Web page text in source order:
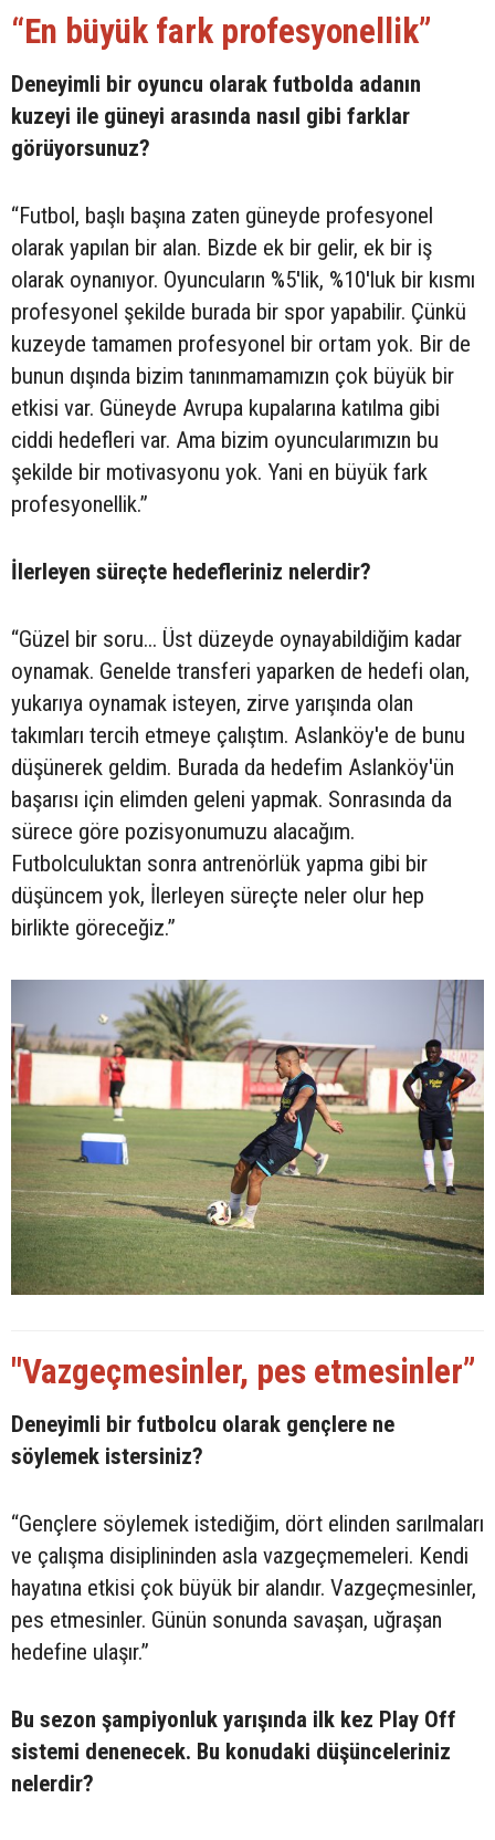
“En büyük fark profesyonellik”
Deneyimli bir oyuncu olarak futbolda adanın
kuzeyi ile güneyi arasında nasıl gibi farklar
görüyorsunuz?
“Futbol, başlı başına zaten güneyde profesyonel
olarak yapılan bir alan. Bizde ek bir gelir, ek bir iş
olarak oynanıyor. Oyuncuların %5'lik, %10'luk bir kısmı
profesyonel şekilde burada bir spor yapabilir. Çünkü
kuzeyde tamamen profesyonel bir ortam yok. Bir de
bunun dışında bizim tanınmamamızın çok büyük bir
etkisi var. Güneyde Avrupa kupalarına katılma gibi
ciddi hedefleri var. Ama bizim oyuncularımızın bu
şekilde bir motivasyonu yok. Yani en büyük fark
profesyonellik.”
İlerleyen süreçte hedefleriniz nelerdir?
“Güzel bir soru... Üst düzeyde oynayabildiğim kadar
oynamak. Genelde transferi yaparken de hedefi olan,
yukarıya oynamak isteyen, zirve yarışında olan
takımları tercih etmeye çalıştım. Aslanköy'e de bunu
düşünerek geldim. Burada da hedefim Aslanköy'ün
başarısı için elimden geleni yapmak. Sonrasında da
sürece göre pozisyonumuzu alacağım.
Futbolculuktan sonra antrenörlük yapma gibi bir
düşüncem yok, İlerleyen süreçte neler olur hep
birlikte göreceğiz.”
"Vazgeçmesinler, pes etmesinler”
Deneyimli bir futbolcu olarak gençlere ne
söylemek istersiniz?
“Gençlere söylemek istediğim, dört elinden sarılmaları
ve çalışma disiplininden asla vazgeçmemeleri. Kendi
hayatına etkisi çok büyük bir alandır. Vazgeçmesinler,
pes etmesinler. Günün sonunda savaşan, uğraşan
hedefine ulaşır.”
Bu sezon şampiyonluk yarışında ilk kez Play Off
sistemi denenecek. Bu konudaki düşünceleriniz
nelerdir?